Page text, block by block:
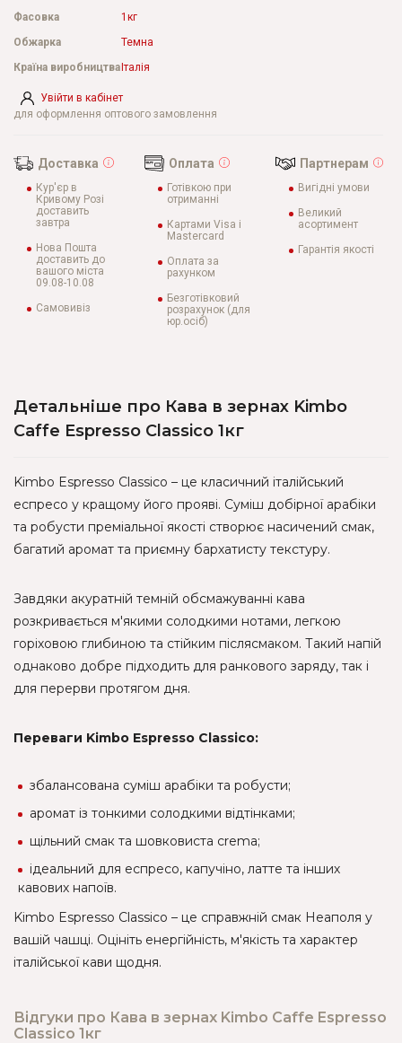
Увійти в кабінет
для оформлення оптового замовлення
Фасовка
1кг
Обжарка
Темна
Країна виробництва Італія
Доставка
Кур'єр в
Кривому Розі
доставить
завтра
Нова Пошта
доставить до
вашого міста
09.08-10.08
Самовивіз
Оплата
Готівкою при
отриманні
Картами Visa і
Mastercard
Оплата за
рахунком
Безготівковий
розрахунок (для
юр.осіб)
Партнерам
Вигідні умови
Великий
асортимент
Гарантія якості
Детальніше про Кава в зернах Kimbo
Caffe Espresso Classico 1кг
Kimbo Espresso Classico – це класичний італійський
еспресо у кращому його прояві. Суміш добірної арабіки
та робусти преміальної якості створює насичений смак,
багатий аромат та приємну бархатисту текстуру.
Завдяки акуратній темній обсмажуванні кава
розкривається м'якими солодкими нотами, легкою
горіховою глибиною та стійким післясмаком. Такий напій
однаково добре підходить для ранкового заряду, так і
для перерви протягом дня.
Переваги Kimbo Espresso Classico:
збалансована суміш арабіки та робусти;
аромат із тонкими солодкими відтінками;
щільний смак та шовковиста crema;
ідеальний для еспресо, капучіно, латте та інших
кавових напоїв.
Kimbo Espresso Classico – це справжній смак Неаполя у
вашій чашці. Оцініть енергійність, м'якість та характер
італійської кави щодня.
Відгуки про Кава в зернах Kimbo Caffe Espresso
Classico 1кг